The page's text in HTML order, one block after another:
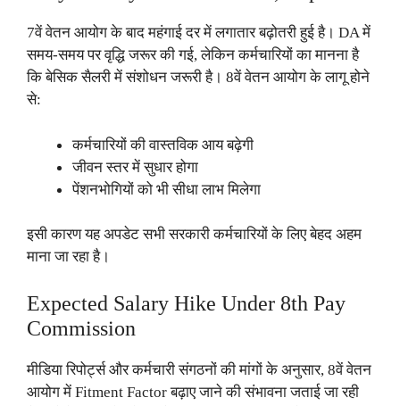
7वें वेतन आयोग के बाद महंगाई दर में लगातार बढ़ोतरी हुई है। DA में
समय-समय पर वृद्धि जरूर की गई, लेकिन कर्मचारियों का मानना है
कि बेसिक सैलरी में संशोधन जरूरी है। 8वें वेतन आयोग के लागू होने
से:
कर्मचारियों की वास्तविक आय बढ़ेगी
जीवन स्तर में सुधार होगा
पेंशनभोगियों को भी सीधा लाभ मिलेगा
इसी कारण यह अपडेट सभी सरकारी कर्मचारियों के लिए बेहद अहम
माना जा रहा है।
Expected Salary Hike Under 8th Pay
Commission
मीडिया रिपोर्ट्स और कर्मचारी संगठनों की मांगों के अनुसार, 8वें वेतन
आयोग में Fitment Factor बढ़ाए जाने की संभावना जताई जा रही